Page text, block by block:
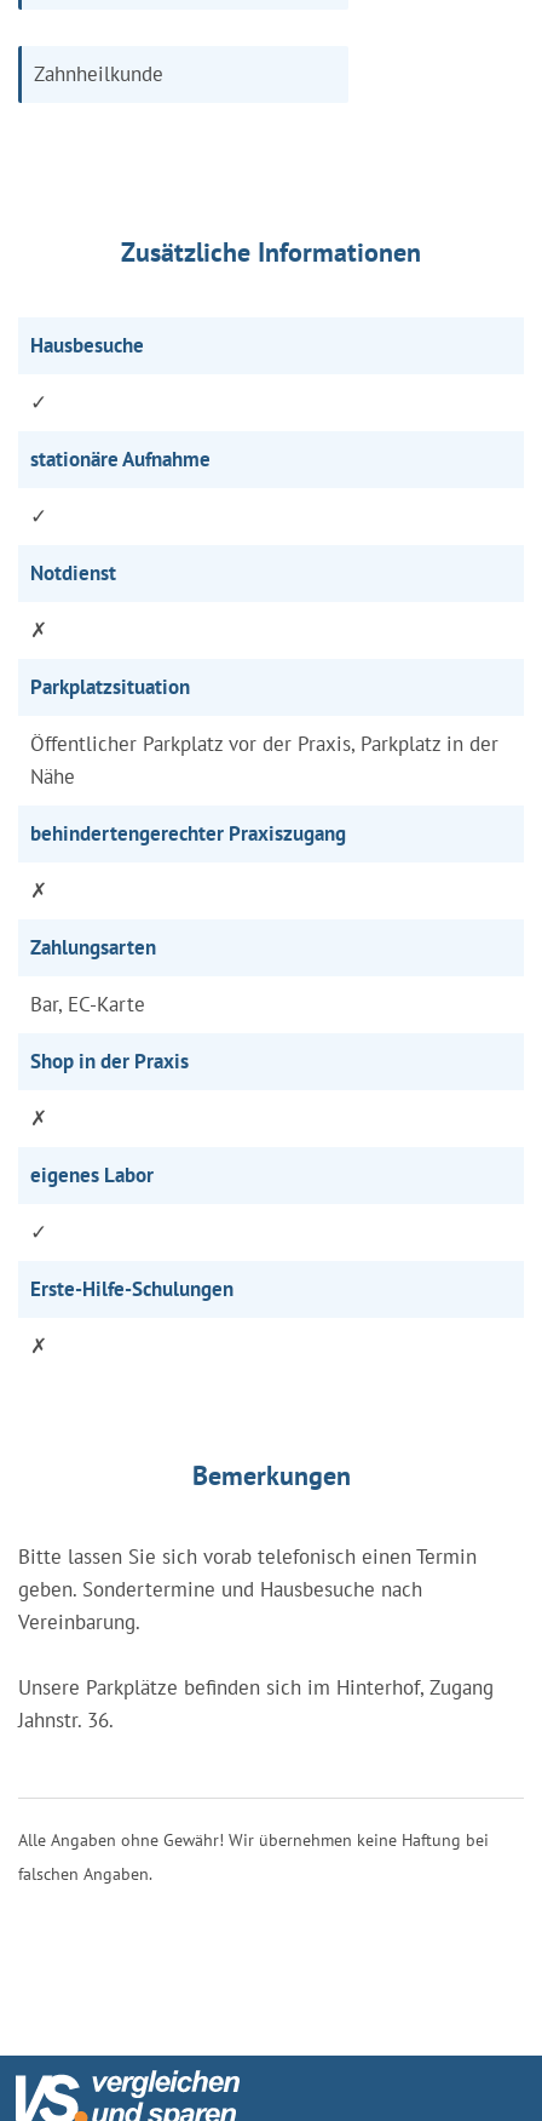
Zahnheilkunde
Zusätzliche Informationen
Hausbesuche
✓
stationäre Aufnahme
✓
Notdienst
✗
Parkplatzsituation
Öffentlicher Parkplatz vor der Praxis, Parkplatz in der
Nähe
behindertengerechter Praxiszugang
✗
Zahlungsarten
Bar, EC-Karte
Shop in der Praxis
✗
eigenes Labor
✓
Erste-Hilfe-Schulungen
✗
Bemerkungen
Bitte lassen Sie sich vorab telefonisch einen Termin
geben. Sondertermine und Hausbesuche nach
Vereinbarung.
Unsere Parkplätze befinden sich im Hinterhof, Zugang
Jahnstr. 36.
Alle Angaben ohne Gewähr! Wir übernehmen keine Haftung bei
falschen Angaben.